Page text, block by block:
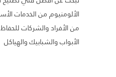
الألومنيوم من الخدمات
من الأفراد والشركات
الأبواب والشبابيك والهياكل